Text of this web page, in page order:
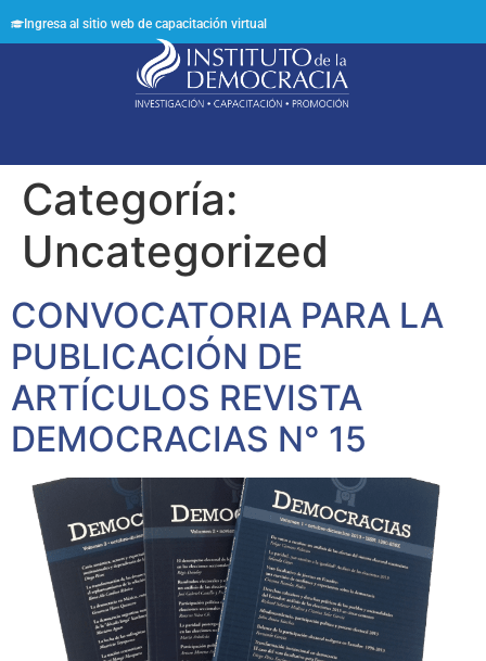
Ingresa al sitio web de capacitación virtual
Categoría:
Uncategorized
CONVOCATORIA PARA LA
PUBLICACIÓN DE
ARTÍCULOS REVISTA
DEMOCRACIAS N° 15